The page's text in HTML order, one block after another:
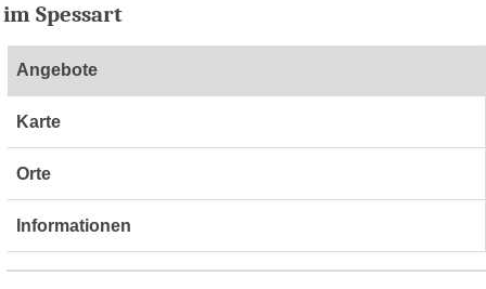
im Spessart
Angebote
Karte
Orte
Informationen